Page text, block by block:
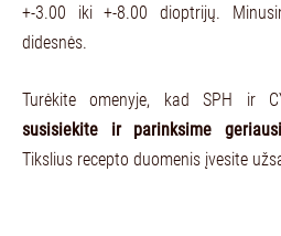
+-3.00 iki +-8.00 dioptrijų.
didesnės.
Turėkite omenyje, kad SPH ir
susisiekite ir parinksime
Tikslius recepto duomenis įvesite